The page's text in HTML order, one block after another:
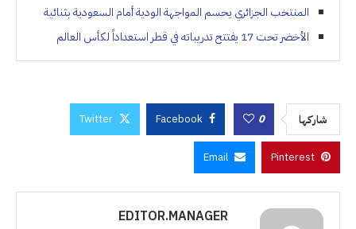
المنتخب الجزائري يحسم المواجهة الودية أمام السعودية بثنائية
الأخضر تحت 17 يفتتح تدريباته في قطر استعداداً لكأس العالم
شاركها 0
Facebook
Twitter
Pinterest
Email
EDITOR.MANAGER